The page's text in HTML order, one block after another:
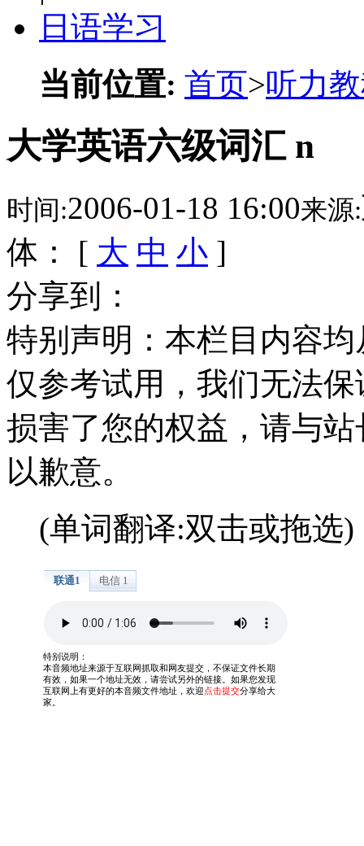
日语学习
当前位置: 首页>听力
大学英语六级词汇 n
时间:2006-01-18 16:00来源:
体： [ 大 中 小 ]
分享到：
特别声明：本栏目内容
仅参考试用，我们无法
损害了您的权益，请与
以歉意。
(单词翻译:双击或拖选)